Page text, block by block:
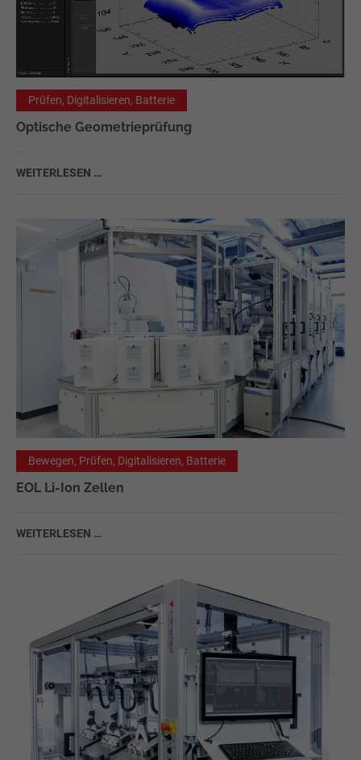
Prüfen, Digitalisieren, Batterie
Optische Geometrieprüfung
WEITERLESEN …
Bewegen, Prüfen, Digitalisieren, Batterie
EOL Li-Ion Zellen
WEITERLESEN …